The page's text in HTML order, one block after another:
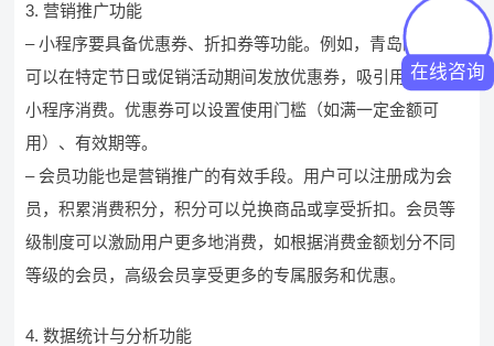
3. 营销推广功能
– 小程序要具备优惠券、折扣券等功能。例如，青岛的商家
可以在特定节日或促销活动期间发放优惠券，吸引用户使用
小程序消费。优惠券可以设置使用门槛（如满一定金额可
用）、有效期等。
– 会员功能也是营销推广的有效手段。用户可以注册成为会
员，积累消费积分，积分可以兑换商品或享受折扣。会员等
级制度可以激励用户更多地消费，如根据消费金额划分不同
等级的会员，高级会员享受更多的专属服务和优惠。
4. 数据统计与分析功能
在线咨询